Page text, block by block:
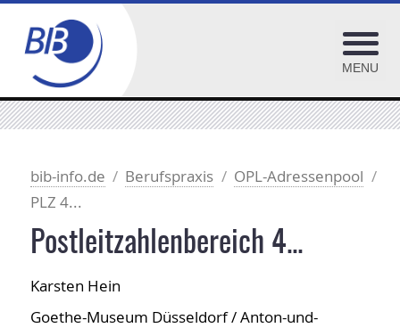
OPL-Adressenpool
PLZ 0...
PLZ 1...
PLZ 3...
PLZ 4...
bib-info.de Berufspraxis
OPL-Adressenpool
PLZ 4...
Postleitzahlenbereich 4...
Karsten Hein
Goethe-Museum Düsseldorf / Anton-und-
MENU